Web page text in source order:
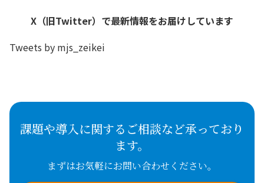
X（旧Twitter）で最新情報をお届けしています
Tweets by mjs_zeikei
課題や導入に関するご相談など承っており
ます。
まずはお気軽にお問い合わせください。